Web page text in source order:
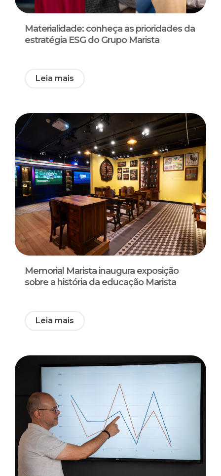
Materialidade: conheça as prioridades da
estratégia ESG do Grupo Marista
Leia mais
Memorial Marista inaugura exposição
sobre a história da educação Marista
Leia mais